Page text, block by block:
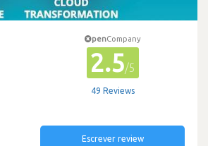
penCompany
2.5/5
49 Reviews
Escrever review